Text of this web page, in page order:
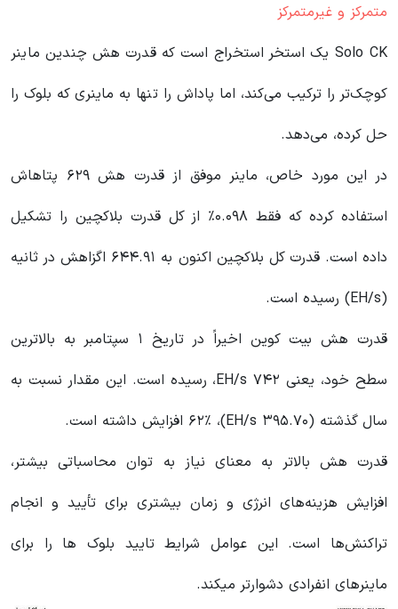
متمرکز و غیرمتمرکز
Solo CK یک استخر استخراج است که قدرت هش چندین ماینر
کوچک‌تر را ترکیب می‌کند، اما پاداش را تنها به ماینری که بلوک را
حل کرده، می‌دهد.
در این مورد خاص، ماینر موفق از قدرت هش ۶۲۹ پتاهاش
استفاده کرده که فقط ۰.۰۹۸٪ از کل قدرت بلاکچین را تشکیل
داده است. قدرت کل بلاکچین اکنون به ۶۴۴.۹۱ اگزاهش در ثانیه
(EH/s) رسیده است.
قدرت هش بیت‌ کوین اخیراً در تاریخ ۱ سپتامبر به بالاترین
سطح خود، یعنی ۷۴۲ EH/s، رسیده است. این مقدار نسبت به
سال گذشته (۳۹۵.۷۰ EH/s)، ۶۲٪ افزایش داشته است.
قدرت هش بالاتر به معنای نیاز به توان محاسباتی بیشتر،
افزایش هزینه‌های انرژی و زمان‌ بیشتری برای تأیید و انجام
تراکنش‌ها است. این عوامل شرایط تایید بلوک ها را برای
ماینرهای انفرادی دشوارتر میکند.